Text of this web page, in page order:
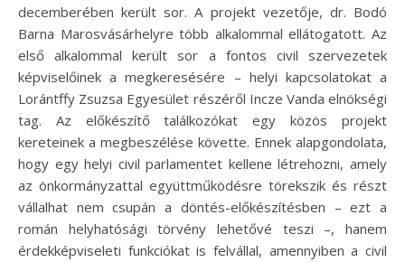
decemberében került sor. A projekt vezetője, dr. Bodó
Barna Marosvásárhelyre több alkalommal ellátogatott. Az
első alkalommal került sor a fontos civil szervezetek
képviselőinek a megkeresésére – helyi kapcsolatokat a
Lorántffy Zsuzsa Egyesület részéről Incze Vanda elnökségi
tag. Az előkészítő találkozókat egy közös projekt
kereteinek a megbeszélése követte. Ennek alapgondolata,
hogy egy helyi civil parlamentet kellene létrehozni, amely
az önkormányzattal együttműködésre törekszik és részt
vállalhat nem csupán a döntés-előkészítésben – ezt a
román helyhatósági törvény lehetővé teszi –, hanem
érdekképviseleti funkciókat is felvállal, amennyiben a civil